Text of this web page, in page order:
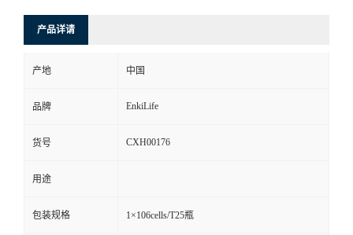
产品详请
产地 中国
品牌 EnkiLife
货号 CXH00176
用途
包装规格 1×106cells/T25瓶